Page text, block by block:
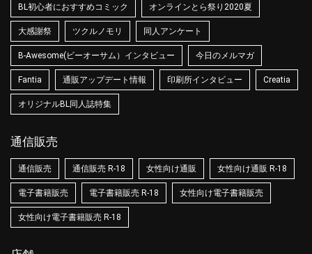
BL初心者におすすめコミック オンラインとら祭り2020夏
大感謝祭 ツクルノモリ 同人アンケート
B-Awesome(ビーオーサム）インタビュー 今日のメルマガ
Fantia 通販アップデート情報 印刷所インタビュー Creatia
オリジナルBL同人誌特集
通信販売
通信販売 通信販売 R-18 女性向け通販 女性向け通販 R-18
電子書籍販売 電子書籍販売 R-18 女性向け電子書籍販売
女性向け電子書籍販売 R-18